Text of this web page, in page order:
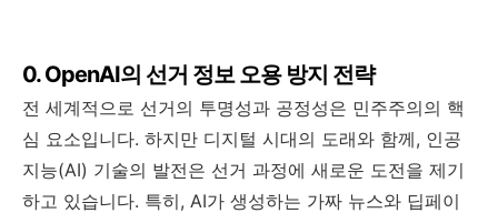
0. OpenAI의 선거 정보 오용 방지 전략
전 세계적으로 선거의 투명성과 공정성은 민주주의의 핵
심 요소입니다. 하지만 디지털 시대의 도래와 함께, 인공
지능(AI) 기술의 발전은 선거 과정에 새로운 도전을 제기
하고 있습니다. 특히, AI가 생성하는 가짜 뉴스와 딥페이